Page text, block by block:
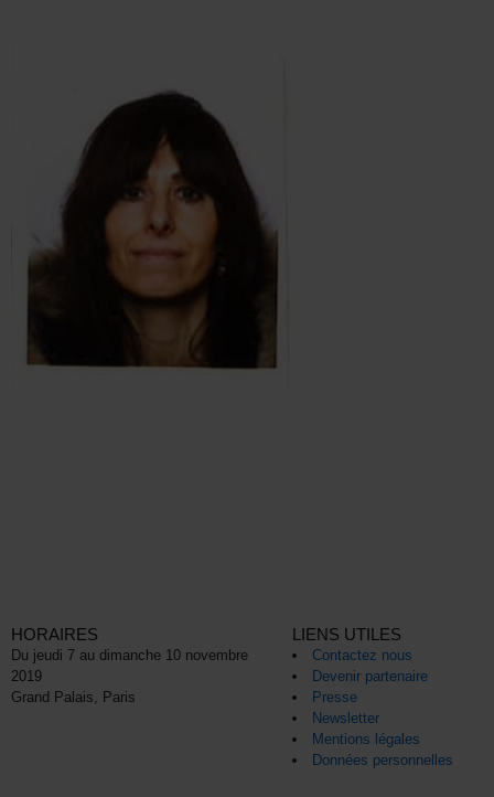
HORAIRES
Du jeudi 7 au dimanche 10 novembre
2019
Grand Palais, Paris
LIENS UTILES
Contactez nous
Devenir partenaire
Presse
Newsletter
Mentions légales
Données personnelles